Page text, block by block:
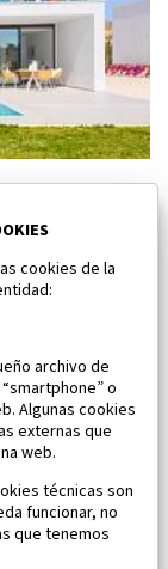
cookies de la
archivo de
o
Algunas cookies
externas que
web.
técnicas son
funcionar, no
que tenemos